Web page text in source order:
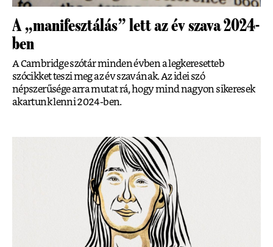
A „manifesztálás” lett az év szava 2024-
ben
A Cambridge szótár minden évben a legkeresetteb
szócikket teszi meg az év szavának. Az idei szó
népszerűsége arra mutat rá, hogy mind nagyon sikeresek
akartunk lenni 2024-ben.